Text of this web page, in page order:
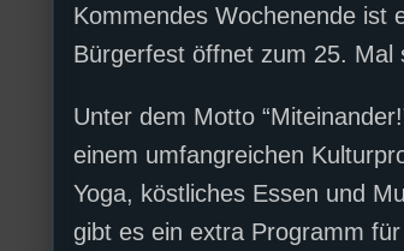
Kommendes Wochenende ist
Bürgerfest öffnet zum 25. Mal
Unter dem Motto
einem umfangreichen
Yoga, köstliches Essen und
gibt es ein extra Programm